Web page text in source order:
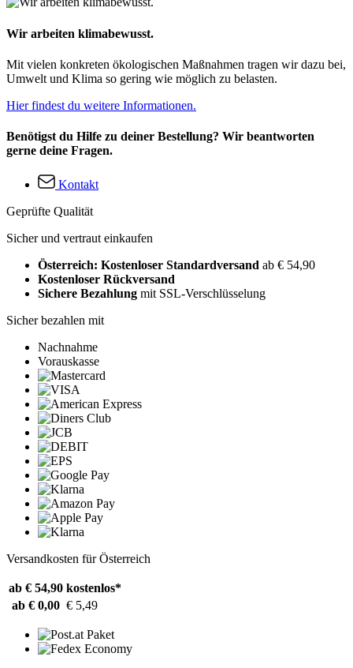
Wir arbeiten klimabewusst.
Mit vielen konkreten ökologischen Maßnahmen tragen wir dazu bei,
Umwelt und Klima so gering wie möglich zu belasten.
Hier findest du weitere Informationen.
Benötigst du Hilfe zu deiner Bestellung? Wir beantworten
gerne deine Fragen.
Kontakt
Geprüfte Qualität
Sicher und vertraut einkaufen
Österreich: Kostenloser Standardversand ab € 54,90
Kostenloser Rückversand
Sichere Bezahlung mit SSL-Verschlüsselung
Sicher bezahlen mit
Nachnahme
Vorauskasse
Versandkosten für Österreich
ab € 54,90 kostenlos*
ab € 0,00 € 5,49